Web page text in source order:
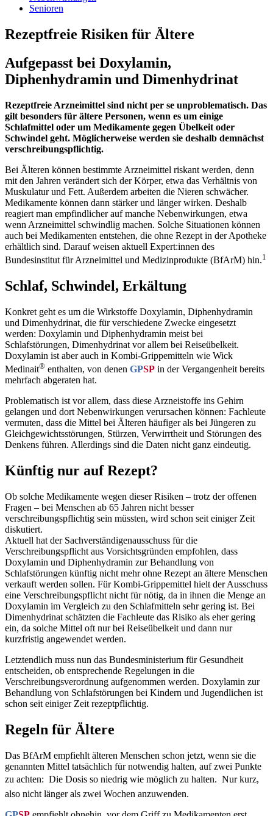
Senioren
Rezeptfreie Risiken für Ältere
Aufgepasst bei Doxylamin,
Diphenhydramin und Dimenhydrinat
Rezeptfreie Arzneimittel sind nicht per se unproblematisch. Das
gilt besonders für ältere Personen, wenn es um einige
Schlafmittel oder um Medikamente gegen Übelkeit oder
Schwindel geht. Möglicherweise werden sie deshalb demnächst
verschreibungspflichtig.
Bei Älteren können bestimmte Arzneimittel riskant werden, denn
mit den Jahren verändert sich der Körper, etwa das Verhältnis von
Muskulatur und Fett. Außerdem arbeiten die Nieren schwächer.
Medikamente können dann stärker und länger wirken. Deshalb
reagiert man empfindlicher auf manche Nebenwirkungen, etwa
wenn Arzneimittel schwindlig machen. Solche Situationen können
auch bei Medikamenten entstehen, die ohne Rezept in der Apotheke
erhältlich sind. Darauf weisen aktuell Expert:innen des
Bundesinstitut für Arzneimittel und Medizinprodukte (BfArM) hin.1
Schlaf, Schwindel, Erkältung
Konkret geht es um die Wirkstoffe Doxylamin, Diphenhydramin
und Dimenhydrinat, die für verschiedene Zwecke eingesetzt
werden: Doxylamin und Diphenhydramin meist bei
Schlafstörungen, Dimenhydri­nat vor allem bei Reiseübelkeit.
Doxylamin ist aber auch in Kombi-Grippemitteln wie Wick
Medinait® enthalten, von denen GPSP in der Vergangenheit bereits
mehrfach abgeraten hat.
Problematisch ist vor allem, dass diese Arzneistoffe ins Gehirn
gelangen und dort Nebenwirkungen verursachen können: Fachleute
vermuten, dass die Mittel bei Älteren häufiger als bei Jüngeren zu
Gleichgewichtsstörungen, Stürzen, Verwirrtheit und Störungen des
Denkens führen. Allerdings sind die Daten nicht ganz eindeutig.
Künftig nur auf Rezept?
Ob solche Medikamente wegen dieser Risiken – trotz der offenen
Fragen – bei Menschen ab 65 Jahren nicht besser
verschreibungspflichtig sein müssten, wird schon seit einiger Zeit
diskutiert.
Aktuell hat der Sachverständigenausschuss für die
Verschreibungspflicht aus Vorsichtsgründen empfohlen, dass
Doxylamin und Diphenhydramin zur Behandlung von
Schlafstörungen künftig nicht mehr ohne Rezept an ältere Menschen
verkauft werden sollen. Für Kombi-Grippemittel hielt der Ausschuss
eine Verschreibungspflicht nicht für nötig, da in ihnen die Menge an
Doxylamin im Vergleich zu den Schlafmitteln sehr gering ist. Bei
Dimenhydrinat schätzten die Fachleute das Risiko als eher gering
ein, da solche Mittel oft nur bei Reiseübelkeit und dann nur
kurzfristig angewendet werden.
Letztendlich muss nun das Bundesministerium für Gesundheit
entscheiden, ob entsprechende Regelungen in die
Verschreibungsverordnung aufgenommen werden. Doxylamin zur
Behandlung von Schlafstörungen bei Kindern und Jugendlichen ist
schon seit einiger Zeit rezeptpflichtig.
Regeln für Ältere
Das BfArM empfiehlt älteren Menschen schon jetzt, wenn sie die
genannten Mittel tatsächlich für notwendig halten, auf zwei Punkte
zu achten:  Die Dosis so niedrig wie möglich zu halten.  Nur kurz,
also nicht länger als zwei Wochen anzuwenden.